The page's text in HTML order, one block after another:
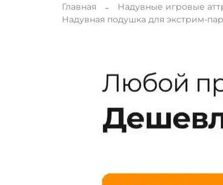
Главная Надувные игровые
Надувная подушка для экстрим-